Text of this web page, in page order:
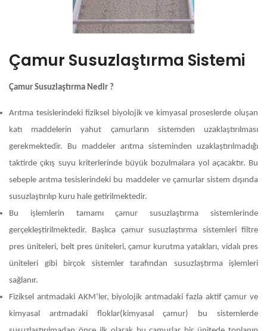
Çamur Susuzlaştırma Sistemi
Çamur Susuzlaştırma Nedir ?
Arıtma tesislerindeki fiziksel biyolojik ve kimyasal proseslerde oluşan
katı maddelerin yahut çamurların sistemden uzaklaştırılması
gerekmektedir. Bu maddeler arıtma sisteminden uzaklaştırılmadığı
taktirde çıkış suyu kriterlerinde büyük bozulmalara yol açacaktır. Bu
sebeple arıtma tesislerindeki bu maddeler ve çamurlar sistem dışında
susuzlaştırılıp kuru hale getirilmektedir.
Bu işlemlerin tamamı çamur susuzlaştırma sistemlerinde
gerçekleştirilmektedir. Başlıca çamur susuzlaştırma sistemleri filtre
pres üniteleri, belt pres üniteleri, çamur kurutma yatakları, vidalı pres
üniteleri gibi birçok sistemler tarafından susuzlaştırma işlemleri
sağlanır.
Fiziksel arıtmadaki AKM’ler, biyolojik arıtmadaki fazla aktif çamur ve
kimyasal arıtmadaki floklar(kimyasal çamur) bu sistemlerde